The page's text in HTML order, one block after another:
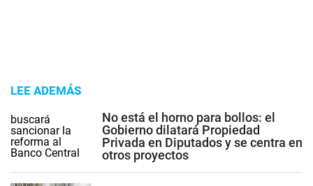
LEE ADEMÁS
No está el horno para bollos: el
Gobierno dilatará Propiedad
Privada en Diputados y se centra en
otros proyectos